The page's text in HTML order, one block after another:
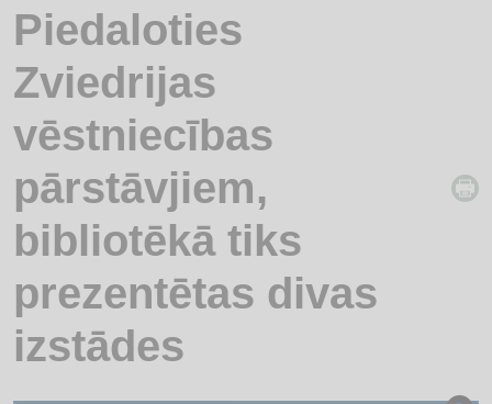
Piedaloties
Zviedrijas
vēstniecības
pārstāvjiem,
bibliotēkā tiks
prezentētas divas
izstādes